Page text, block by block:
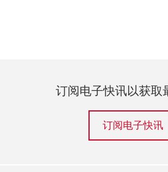
订阅电子快讯以获取
订阅电子快讯